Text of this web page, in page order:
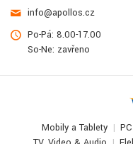
info@apollos.cz
Po-Pá: 8.00-17.00
So-Ne: zavřeno
Mobily a Tablety